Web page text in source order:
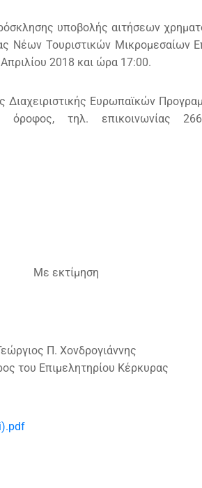
υποβολής αιτήσεων
Νέων Τουριστικών Μικρομεσαίων
2018 και ώρα 17:00.
Διαχειριστικής Ευρωπαϊκών
όροφος, τηλ. επικοινωνίας
Με εκτίμηση
Π. Χονδρογιάννης
του Επιμελητηρίου Κέρκυρας